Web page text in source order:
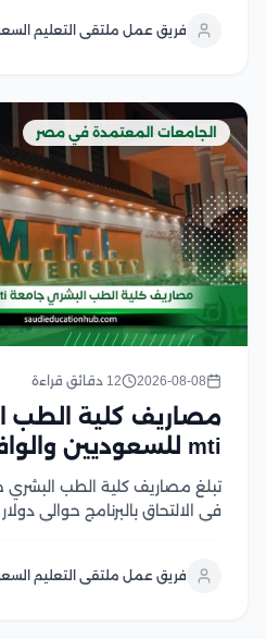
والعلوم والتكنولوجيا والإدارة
فريق عمل ملتقى التعليم
الجامعات المعتمدة في مصر
2026-08-08 12 دقائق قراءة
مصاريف كلية الطب
mti للسعوديين والوافدين
تبلغ مصاريف كلية الطب البشري
في الالتحاق بالبرنامج حوالي
التفاصيل وتكون معتمدة في
فريق عمل ملتقى التعليم